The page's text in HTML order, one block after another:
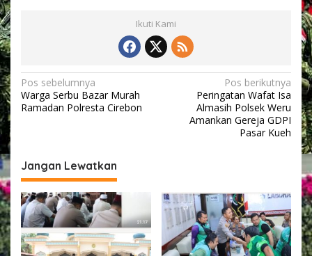
Ikuti Kami
N
a
g
a
s
i
p
Pos sebelumnya
Warga Serbu Bazar Murah
Ramadan Polresta Cirebon
Pos berikutnya
Peringatan Wafat Isa
Almasih Polsek Weru
Amankan Gereja GDPI
Pasar Kueh
Jangan Lewatkan